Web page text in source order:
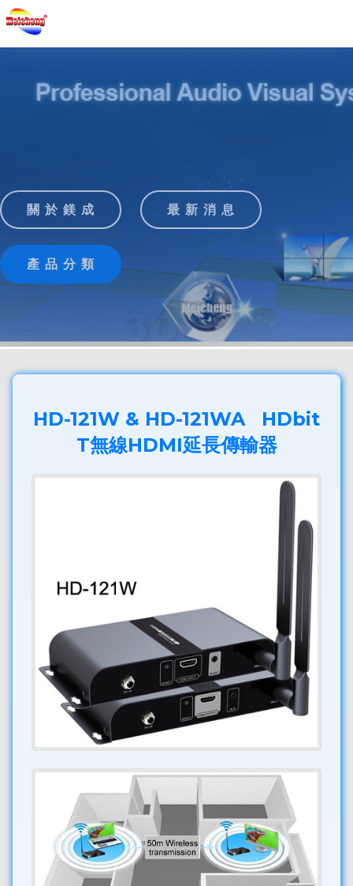
關 於 鎂 成 最 新 消 息
產 品 分 類
HD-121W & HD-121WA HDbit
T無線HDMI延長傳輸器